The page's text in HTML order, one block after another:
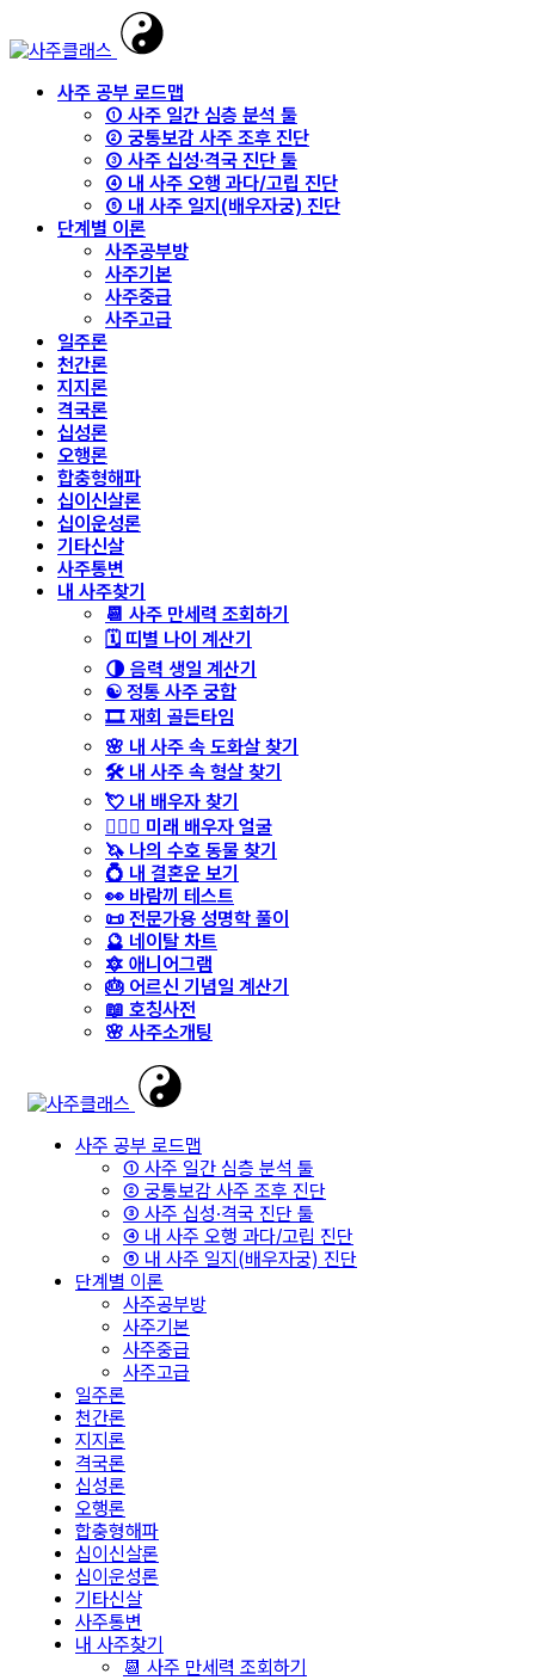
사주 공부 로드맵
① 사주 일간 심층 분석 툴
② 궁통보감 사주 조후 진단
③ 사주 십성·격국 진단 툴
④ 내 사주 오행 과다/고립 진단
⑤ 내 사주 일지(배우자궁) 진단
단계별 이론
사주공부방
사주기본
사주중급
사주고급
일주론
천간론
지지론
격국론
십성론
오행론
합충형해파
십이신살론
십이운성론
기타신살
사주통변
내 사주찾기
📆 사주 만세력 조회하기
🗓️ 띠별 나이 계산기
🌗 음력 생일 계산기
☯️ 정통 사주 궁합
🎞️ 재회 골든타임
🌸 내 사주 속 도화살 찾기
🛠️ 내 사주 속 형살 찾기
💘 내 배우자 찾기
👩‍❤️‍👨 미래 배우자 얼굴
🦄 나의 수호 동물 찾기
💍 내 결혼운 보기
👀 바람끼 테스트
📜 전문가용 성명학 풀이
🔮 네이탈 차트
🔯 애니어그램
🎂 어르신 기념일 계산기
📖 호칭사전
🌸 사주소개팅
사주 공부 로드맵
① 사주 일간 심층 분석 툴
② 궁통보감 사주 조후 진단
③ 사주 십성·격국 진단 툴
④ 내 사주 오행 과다/고립 진단
⑤ 내 사주 일지(배우자궁) 진단
단계별 이론
사주공부방
사주기본
사주중급
사주고급
일주론
천간론
지지론
격국론
십성론
오행론
합충형해파
십이신살론
십이운성론
기타신살
사주통변
내 사주찾기
📆 사주 만세력 조회하기